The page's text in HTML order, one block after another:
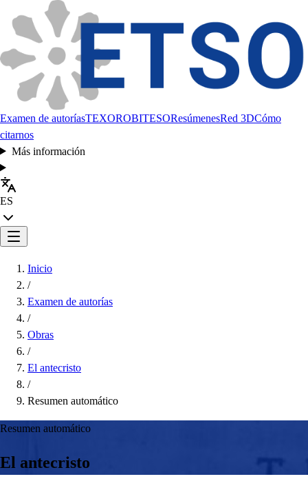
Examen de autoríasTEXOROBITESOResúmenesRed 3DCómo
citarnos
Más información
ES
Inicio
/
Examen de autorías
/
Obras
/
El antecristo
/
Resumen automático
Resumen automático
El antecristo